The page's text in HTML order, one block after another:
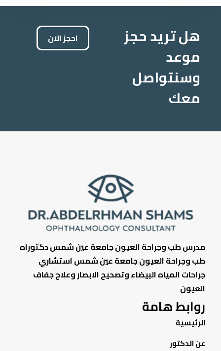
هل تريد حجز
موعد
وسنتواصل
معك
احجز الان
مدرس طب وجراحة العيون جامعة عين شمس دكتوراه
طب وجراحة العيون جامعة عين شمس استشاري
جراحات المياه البيضاء وتصحيح الابصار وعلاج جفاف
العيون
روابط هامة
الرئيسية
عن الدكتور